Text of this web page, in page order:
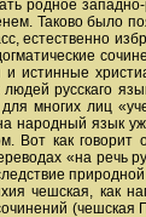
родное
Таково было
естественно
истинные
русскаго
многих лиц
язык
Вот как
«на речь
чешская,